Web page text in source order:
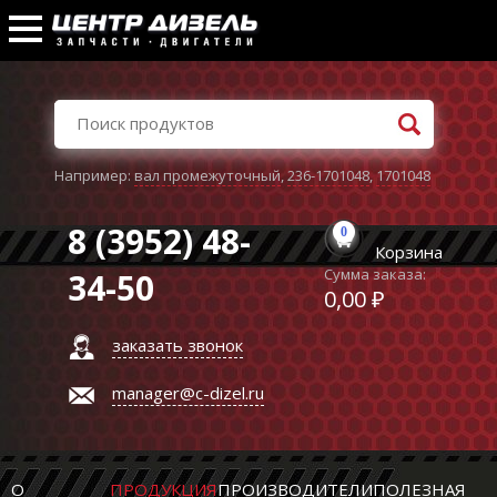
Например:вал промежуточный,236-1701048,1701048
8 (3952) 48-
34-50
заказать звонок
manager@c-dizel.ru
0
Корзина
Сумма заказа:
0,00 ₽
О ПРОДУКЦИЯПРОИЗВОДИТЕЛИПОЛЕЗНАЯ